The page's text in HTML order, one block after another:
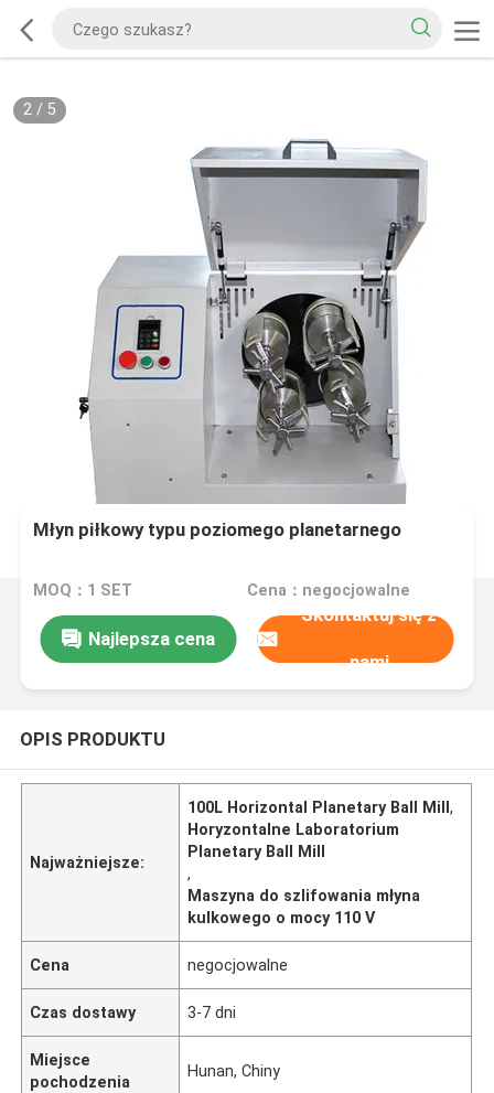
2/ 5
Młyn piłkowy typu poziomego planetarnego
MOQ：1 SET Cena：negocjowalne
Najlepsza cena
Skontaktuj się z
nami
OPIS PRODUKTU
Najważniejsze:
100L Horizontal Planetary Ball Mill,
Horyzontalne Laboratorium
Planetary Ball Mill
,
Maszyna do szlifowania młyna
kulkowego o mocy 110 V
Cena negocjowalne
Czas dostawy 3-7 dni
Miejsce
pochodzenia
Hunan, Chiny